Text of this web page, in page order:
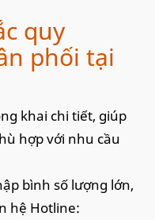
quy
phối tại
khai chi tiết, giúp
hợp với nhu cầu
bình số lượng lớn,
hệ Hotline: